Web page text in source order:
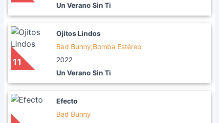
Un Verano Sin Ti
11
Ojitos Lindos
Bad Bunny,Bomba Estéreo
2022
Un Verano Sin Ti
Efecto
Bad Bunny